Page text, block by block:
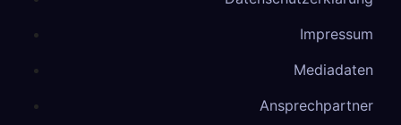
Impressum
Mediadaten
Ansprechpartner